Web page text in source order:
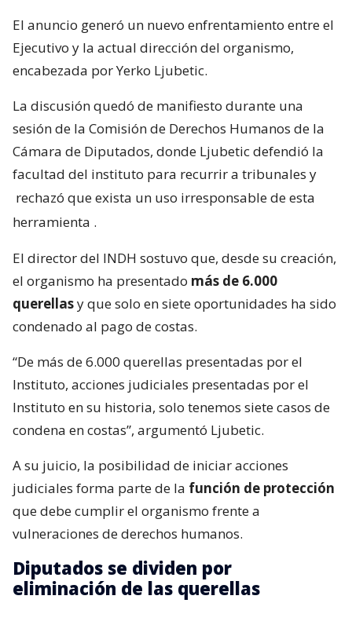
El anuncio generó un nuevo enfrentamiento entre el
Ejecutivo y la actual dirección del organismo,
encabezada por Yerko Ljubetic.
La discusión quedó de manifiesto durante una
sesión de la Comisión de Derechos Humanos de la
Cámara de Diputados, donde Ljubetic defendió la
facultad del instituto para recurrir a tribunales y
rechazó que exista un uso irresponsable de esta
herramienta .
El director del INDH sostuvo que, desde su creación,
el organismo ha presentado más de 6.000
querellasy que solo en siete oportunidades ha sido
condenado al pago de costas.
“De más de 6.000 querellas presentadas por el
Instituto, acciones judiciales presentadas por el
Instituto en su historia, solo tenemos siete casos de
condena en costas”, argumentó Ljubetic.
A su juicio, la posibilidad de iniciar acciones
judiciales forma parte de la función de protección
que debe cumplir el organismo frente a
vulneraciones de derechos humanos.
Diputados se dividen por
eliminación de las querellas